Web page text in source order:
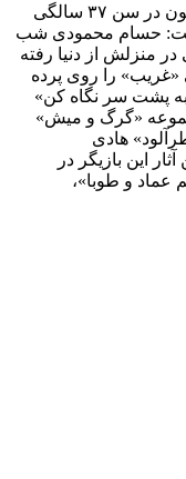
حسام محمودی بازیگر جوان سینما و تلویزیون در سن ۳۷ سالگی
گفت: حسام محمودی شب
در منزلش از دنیا رفته
«غریب» را روی پرده
به پشت سر نگاه کن»
«گرگ و میش»
هادی
این بازیگر در
عماد و طوبا»،